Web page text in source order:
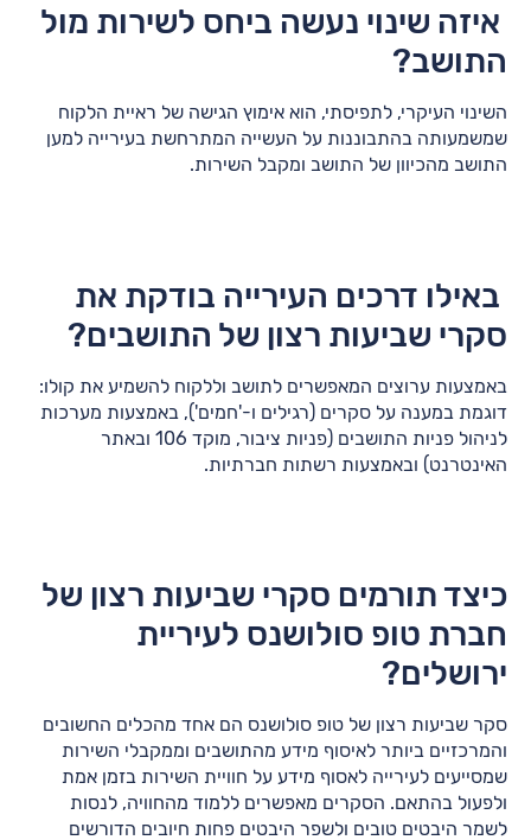
איזה שינוי נעשה ביחס לשירות מול
התושב?
השינוי העיקרי, לתפיסתי, הוא אימוץ הגישה של ראיית הלקוח
שמשמעותה בהתבוננות על העשייה המתרחשת בעירייה למען
התושב מהכיוון של התושב ומקבל השירות.
באילו דרכים העירייה בודקת את
סקרי שביעות רצון של התושבים?
באמצעות ערוצים המאפשרים לתושב וללקוח להשמיע את קולו:
דוגמת במענה על סקרים (רגילים ו-'חמים'), באמצעות מערכות
לניהול פניות התושבים (פניות ציבור, מוקד 106 ובאתר
האינטרנט) ובאמצעות רשתות חברתיות.
כיצד תורמים סקרי שביעות רצון של
חברת טופ סולושנס לעיריית
ירושלים?
סקר שביעות רצון של טופ סולושנס הם אחד מהכלים החשובים
והמרכזיים ביותר לאיסוף מידע מהתושבים וממקבלי השירות
שמסייעים לעירייה לאסוף מידע על חוויית השירות בזמן אמת
ולפעול בהתאם. הסקרים מאפשרים ללמוד מהחוויה, לנסות
לשמר היבטים טובים ולשפר היבטים פחות חיובים הדורשים